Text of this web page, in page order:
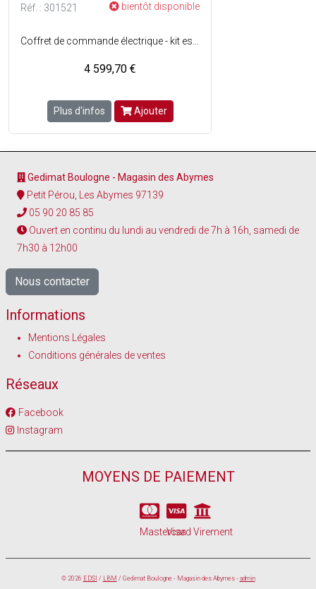
Réf. : 301521 bientôt disponible
4 599,70 €
Plus d'infos Ajouter
Gedimat Boulogne - Magasin des Abymes
Petit Pérou, Les Abymes 97139
05 90 20 85 85
Ouvert en continu du lundi au vendredi de 7h à 16h, samedi de
7h30 à 12h00
Nous contacter
Informations
Mentions Légales
Conditions générales de ventes
Réseaux
Facebook
Instagram
MOYENS DE PAIEMENT
Mastercard
Visa Virement
© 2026 EDSI / LBM / Gedimat Boulogne - Magasin des Abymes - admin